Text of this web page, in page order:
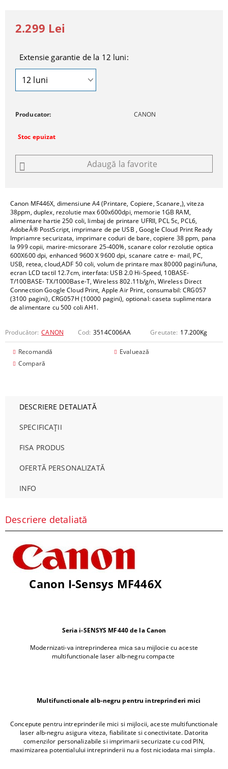
Canon MF446X, dimensiune A4 (Printare, Copiere, Scanare,), viteza
38ppm, duplex, rezolutie max 600x600dpi, memorie 1GB RAM,
alimentare hartie 250 coli, limbaj de printare UFRII, PCL 5c, PCL6,
AdobeÂ® PostScript, imprimare de pe USB , Google Cloud Print Ready
Impriamre securizata, imprimare coduri de bare, copiere 38 ppm, pana
la 999 copii, marire-micsorare 25-400%, scanare color rezolutie optica
600X600 dpi, enhanced 9600 X 9600 dpi, scanare catre e- mail, PC,
USB, retea, cloud,ADF 50 coli, volum de printare max 80000 pagini/luna,
ecran LCD tactil 12.7cm, interfata: USB 2.0 Hi-Speed, 10BASE-
T/100BASE- TX/1000Base-T, Wireless 802.11b/g/n, Wireless Direct
Connection Google Cloud Print, Apple Air Print, consumabil: CRG057
(3100 pagini), CRG057H (10000 pagini), optional: caseta suplimentara
de alimentare cu 500 coli AH1.
Producător: CANON Cod: 3514C006AA Greutate: 17.200Kg
Recomandă
Evaluează
Compară
2.299 Lei
Extensie garantie de la 12 luni:
Producator: CANON
Stoc epuizat
Adaugă la favorite
DESCRIERE DETALIATĂ
SPECIFICAȚII
FISA PRODUS
OFERTĂ PERSONALIZATĂ
INFO
Descriere detaliată
Canon I-Sensys MF446X
Seria i-SENSYS MF440 de la Canon
Modernizati-va intreprinderea mica sau mijlocie cu aceste
multifunctionale laser alb-negru compacte
Multifunctionale alb-negru pentru intreprinderi mici
Concepute pentru intreprinderile mici si mijlocii, aceste multifunctionale
laser alb-negru asigura viteza, fiabilitate si conectivitate. Datorita
comenzilor personalizabile si imprimarii securizate cu cod PIN,
maximizarea potentialului intreprinderii nu a fost niciodata mai simpla.